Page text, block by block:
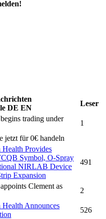
DE EN
Leser
begins trading under
1
jetzt für 0€ handeln
Health Provides
Symbol, O-Spray
NIRLAB Device
Expansion
491
appoints Clement as
2
Health Announces
526